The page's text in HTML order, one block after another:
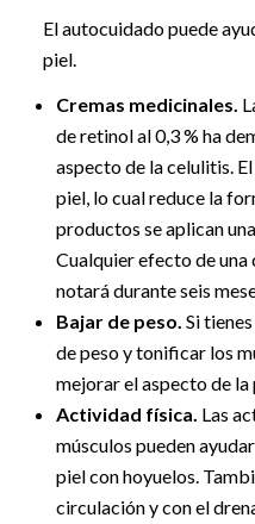
El autocuidado puede
piel.
Cremas medicinales.
de retinol al 0,3 % ha
aspecto de la celulitis.
piel, lo cual reduce la
productos se aplican
Cualquier efecto de una
notará durante seis
Bajar de peso. Si
de peso y tonificar los
mejorar el aspecto de la
Actividad física. Las
músculos pueden
piel con hoyuelos.
circulación y con el